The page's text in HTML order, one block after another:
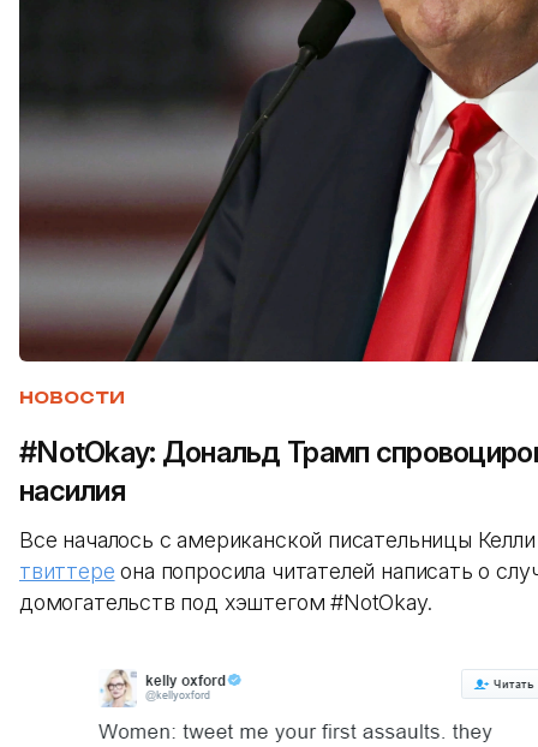
НОВОСТИ
#NotOkay: Дональд Трамп
насилия
Все началось с американской писательницы
твиттере она попросила читателей написать о
домогательств под хэштегом #NotOkay.